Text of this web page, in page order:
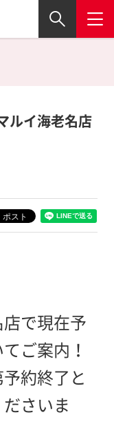
ルイ海老名店
で現在予
ご案内！
約終了と
さいま